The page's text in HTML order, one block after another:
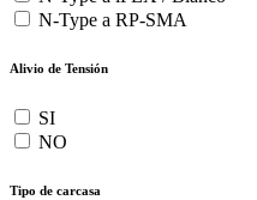
N-Type a RP-SMA
Alivio de Tensión
SI
NO
Tipo de carcasa